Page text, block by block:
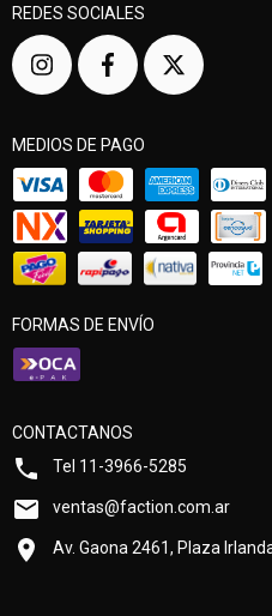
REDES SOCIALES
MEDIOS DE PAGO
FORMAS DE ENVÍO
CONTACTANOS
Tel 11-3966-5285
ventas@faction.com.ar
Av. Gaona 2461, Plaza